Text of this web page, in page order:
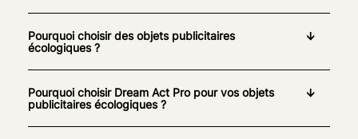
Pourquoi choisir des objets publicitaires
écologiques ?
Pourquoi choisir Dream Act Pro pour vos objets
publicitaires écologiques ?